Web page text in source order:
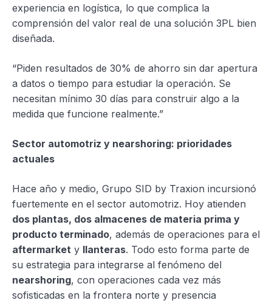
experiencia en logística, lo que complica la
comprensión del valor real de una solución 3PL bien
diseñada.
“Piden resultados de 30% de ahorro sin dar apertura
a datos o tiempo para estudiar la operación. Se
necesitan mínimo 30 días para construir algo a la
medida que funcione realmente.”
Sector automotriz y nearshoring: prioridades
actuales
Hace año y medio, Grupo SID by Traxion incursionó
fuertemente en el sector automotriz. Hoy atienden
dos plantas, dos almacenes de materia prima y
producto terminado, además de operaciones para el
aftermarket y llanteras. Todo esto forma parte de
su estrategia para integrarse al fenómeno del
nearshoring, con operaciones cada vez más
sofisticadas en la frontera norte y presencia